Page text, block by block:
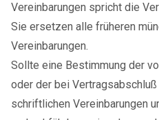
Vereinbarungen spricht die
Sie ersetzen alle früheren
Vereinbarungen.
Sollte eine Bestimmung der
oder der bei
schriftlichen Vereinbarungen